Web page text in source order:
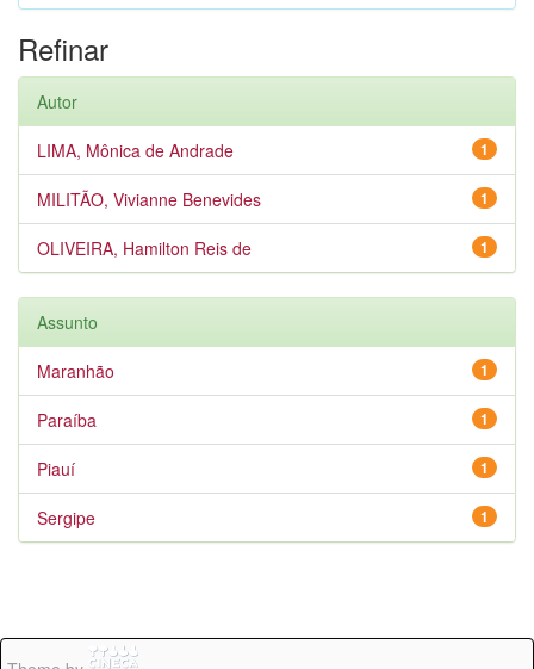
Refinar
Autor
1
LIMA, Mônica de Andrade
1
MILITÃO, Vivianne Benevides
1
OLIVEIRA, Hamilton Reis de
Assunto
1
Maranhão
1
Paraíba
1
Piauí
1
Sergipe